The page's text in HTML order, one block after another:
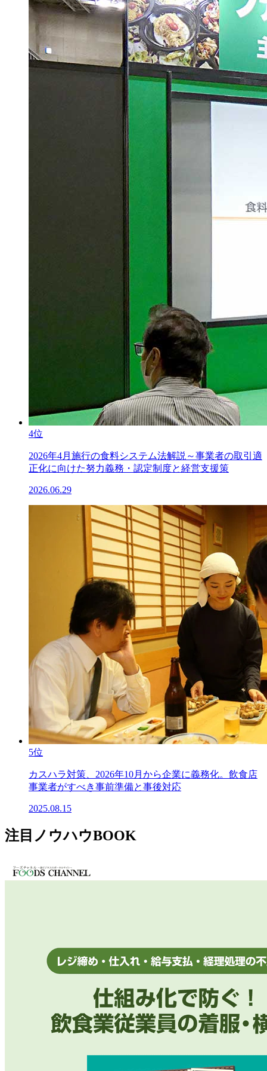
4位
2026年4月施行の食料システム法解説～事業者の取引適
正化に向けた努力義務・認定制度と経営支援策
2026.06.29
5位
カスハラ対策、2026年10月から企業に義務化。飲食店
事業者がすべき事前準備と事後対応
2025.08.15
注目ノウハウBOOK